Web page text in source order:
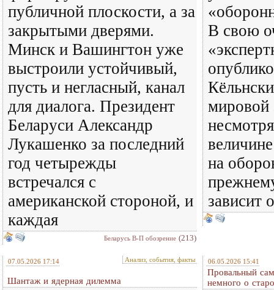
публичной плоскости, а за
закрытыми дверями.
Минск и Вашингтон уже
выстроили устойчивый,
пусть и негласный, канал
для диалога. Президент
Беларуси Александр
Лукашенко за последний
год четырежды
встречался с
американской стороной, и
каждая
Беларусь В-П обозрение (213)
В свою
мировой
на
зависит
07.05.2026 17:14 Анализ, события, факты
Шантаж и ядерная дилемма
06.05.2026 15:41
Провальный
немного о